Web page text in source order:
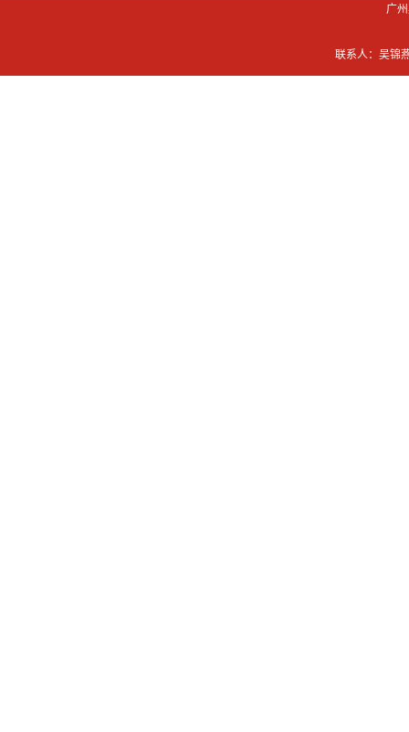
广
联系人：吴锦